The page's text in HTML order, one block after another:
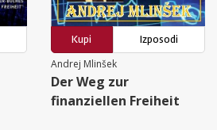
Kupi
Izposodi
Andrej Mlinšek
Der Weg zur
finanziellen Freiheit